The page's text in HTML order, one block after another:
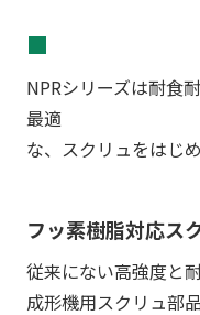
■
NPRシリーズは耐食
最適
な、スクリュをはじ
フッ素樹脂対応ス
従来にない高強度と
成形機用スクリュ部品